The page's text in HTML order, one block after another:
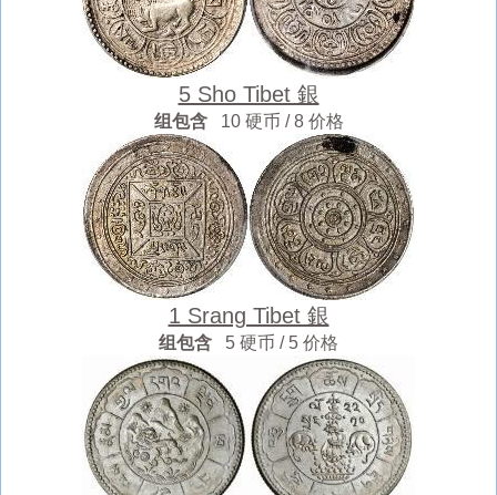
5 Sho Tibet 銀
组包含 10 硬币 / 8 价格
1 Srang Tibet 銀
组包含 5 硬币 / 5 价格